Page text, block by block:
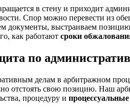
в стену и приходит
Спор можно перевести из
документы, выстраиваем позицию,
как работают сроки
по
делам в арбитражном
отстоять свою позицию. Наш
процедуру и